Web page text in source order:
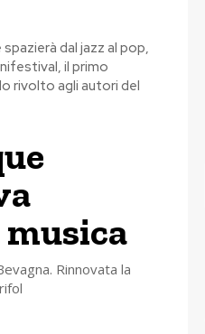
dal jazz al pop,
il primo
rivolto agli autori del
Rinnovata la